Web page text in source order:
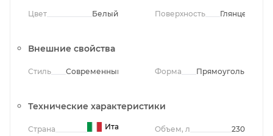
Цвет Белый Поверхность Глянцевая
Внешние свойства
Стиль Современный Форма Прямоугольная
Технические характеристики
Страна Италия Объем, л 230